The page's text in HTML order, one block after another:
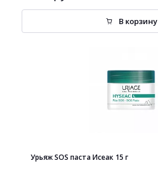
В корзину
Урьяж SOS паста Исеак 15 г